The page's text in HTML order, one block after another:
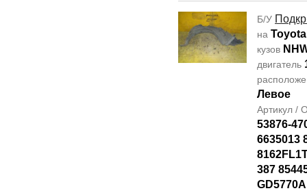
Б/У
на
кузов
двигатель
Левое
Артикул /
53876-
6635013
387